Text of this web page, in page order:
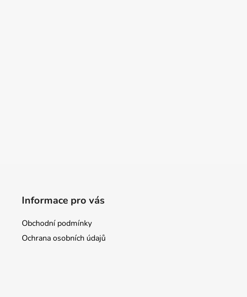
Informace pro vás
Obchodní podmínky
Ochrana osobních údajů